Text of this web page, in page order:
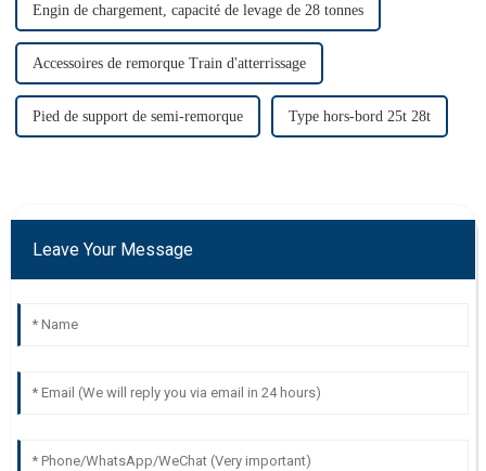
Engin de chargement, capacité de levage de 28 tonnes
Accessoires de remorque Train d'atterrissage
Pied de support de semi-remorque Type hors-bord 25t 28t
Leave Your Message